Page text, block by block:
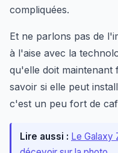
compliquées.
Et ne parlons pas de
à l'aise avec la
qu'elle doit
savoir si elle peut
c'est un peu fort de
Lire aussi : Le Galaxy